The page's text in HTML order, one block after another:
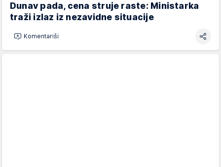
Dunav pada, cena struje raste: Ministarka
traži izlaz iz nezavidne situacije
Komentariši